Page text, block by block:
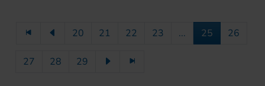
20 21 22 23 ... 25 26
27 28 29